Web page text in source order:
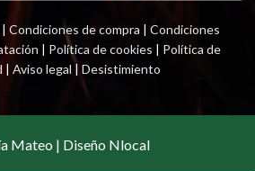
|Condiciones de compra |Condiciones
| Política de cookies | Política de
|Aviso legal |Desistimiento
Mateo | Diseño Nlocal